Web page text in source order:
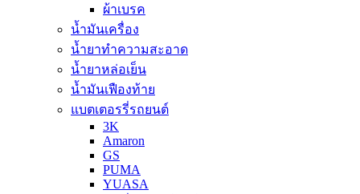
ผ้าเบรค
น้ำมันเครื่อง
น้ำยาทำความสะอาด
น้ำยาหล่อเย็น
น้ำมันเฟืองท้าย
แบตเตอรรี่รถยนต์
3K
Amaron
GS
PUMA
YUASA